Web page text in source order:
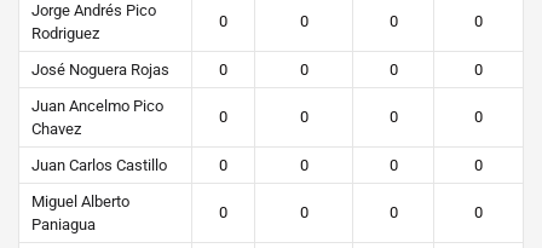
Jorge Andrés Pico
Rodriguez
0 0 0 0
José Noguera Rojas 0 0 0
0
Juan Ancelmo Pico
Chavez
0 0 0 0
Juan Carlos Castillo 0 0 0
0
Miguel Alberto
Paniagua
0 0 0 0